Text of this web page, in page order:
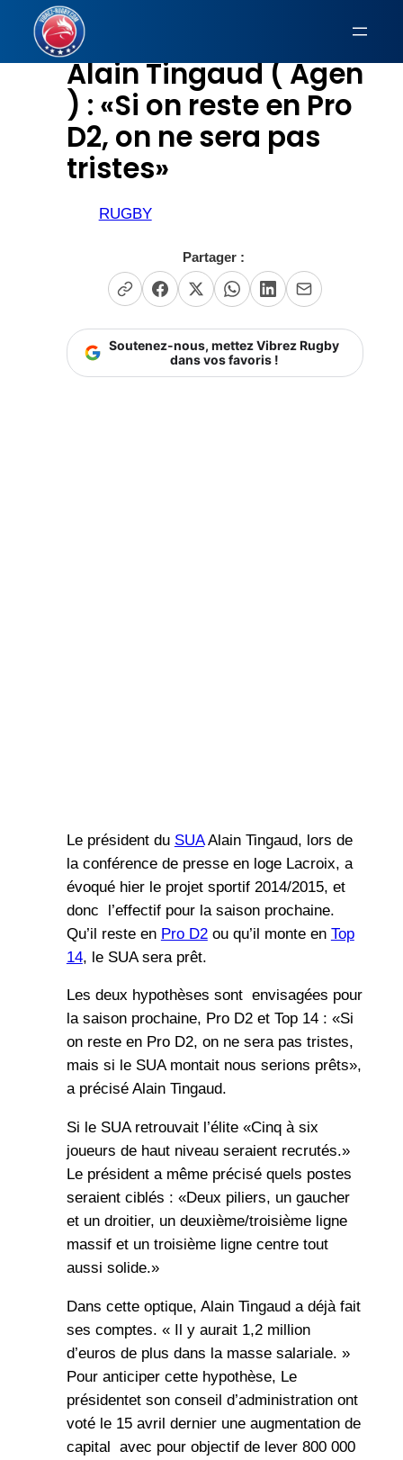
Aller
contenu Alain Tingaud ( Agen
) : «Si on reste en Pro
D2, on ne sera pas
tristes»
RUGBY
Partager :
Soutenez-nous, mettez Vibrez Rugby
dans vos favoris !
Le président du SUAAlain Tingaud, lors de
la conférence de presse en loge Lacroix, a
évoqué hier le projet sportif 2014/2015, et
donc l’effectif pour la saison prochaine.
Qu’il reste en Pro D2ou qu’il monte en Top
14, le SUA sera prêt.
Les deux hypothèses sont envisagées pour
la saison prochaine, Pro D2 et Top 14 : «Si
on reste en Pro D2, on ne sera pas tristes,
mais si le SUA montait nous serions prêts»,
a précisé Alain Tingaud.
Si le SUA retrouvait l’élite «Cinq à six
joueurs de haut niveau seraient recrutés.»
Le président a même précisé quels postes
seraient ciblés : «Deux piliers, un gaucher
et un droitier, un deuxième/troisième ligne
massif et un troisième ligne centre tout
aussi solide.»
Dans cette optique, Alain Tingaud a déjà fait
ses comptes. « Il y aurait 1,2 million
d’euros de plus dans la masse salariale. »
Pour anticiper cette hypothèse, Le
présidentet son conseil d’administration ont
voté le 15 avril dernier une augmentation de
capital avec pour objectif de lever 800 000